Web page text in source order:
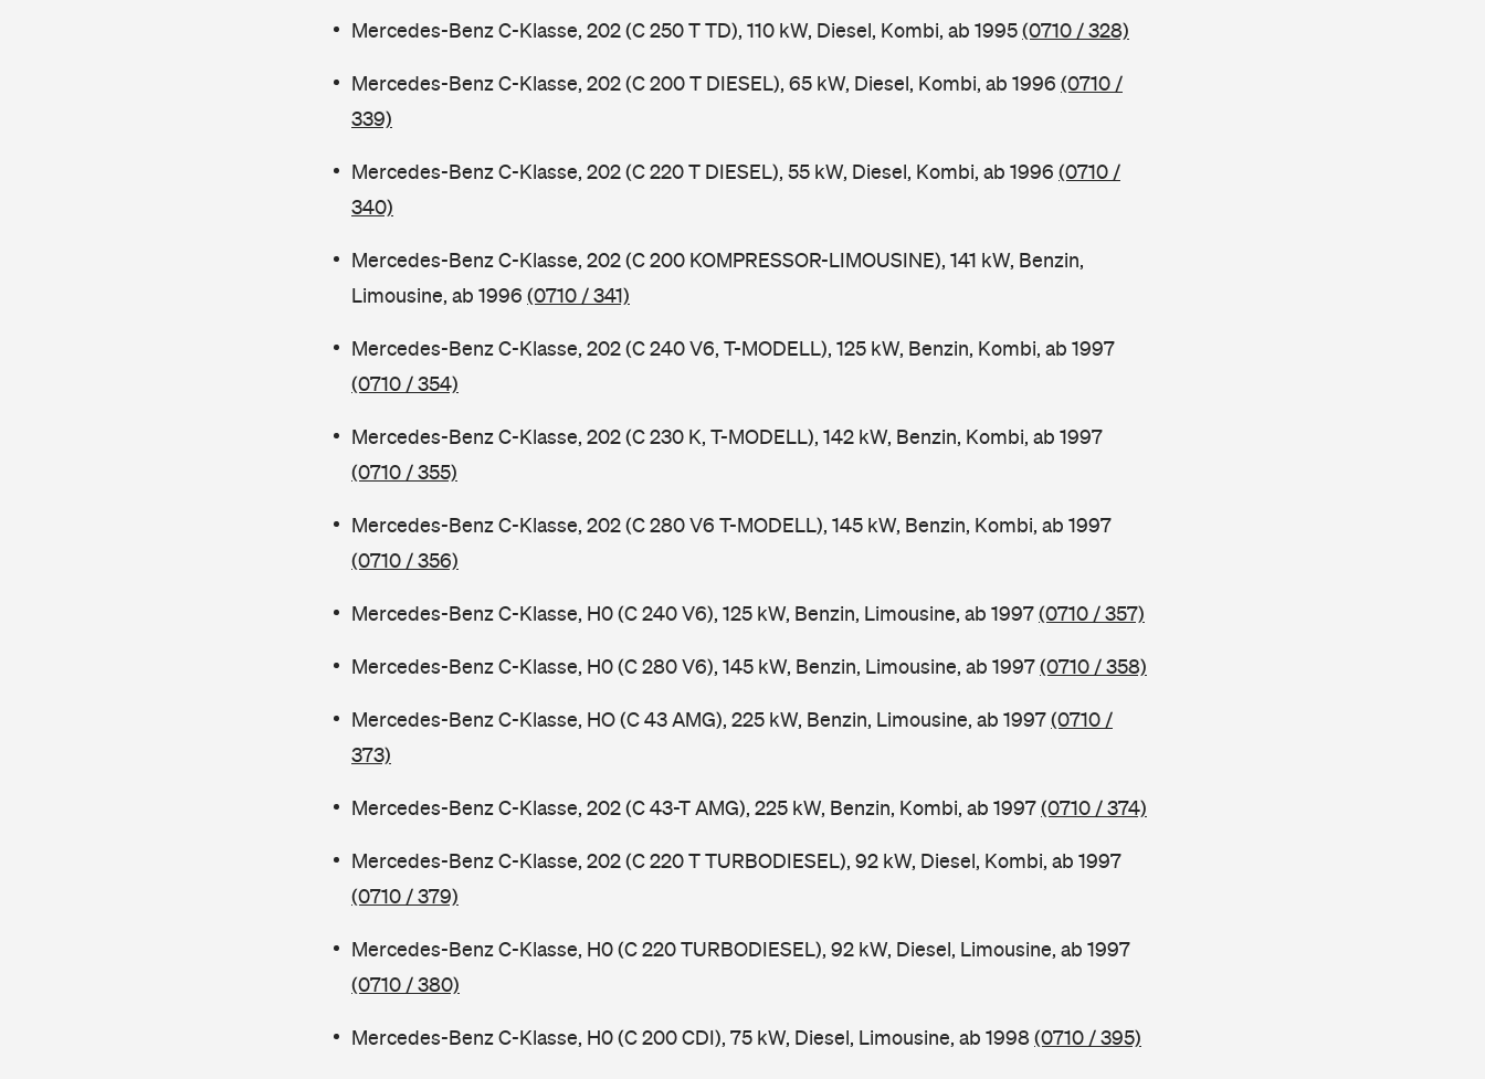
Mercedes-Benz C-Klasse, 202 (C 250 T TD), 110 kW, Diesel, Kombi, ab 1995(0710 / 328)
Mercedes-Benz C-Klasse, 202 (C 200 T DIESEL), 65 kW, Diesel, Kombi, ab 1996 (0710 /
339)
Mercedes-Benz C-Klasse, 202 (C 220 T DIESEL), 55 kW, Diesel, Kombi, ab 1996 (0710 /
340)
Mercedes-Benz C-Klasse, 202 (C 200 KOMPRESSOR-LIMOUSINE), 141 kW, Benzin,
Limousine, ab 1996 (0710 / 341)
Mercedes-Benz C-Klasse, 202 (C 240 V6, T-MODELL), 125 kW, Benzin, Kombi, ab 1997
(0710 / 354)
Mercedes-Benz C-Klasse, 202 (C 230 K, T-MODELL), 142 kW, Benzin, Kombi, ab 1997
(0710 / 355)
Mercedes-Benz C-Klasse, 202 (C 280 V6 T-MODELL), 145 kW, Benzin, Kombi, ab 1997
(0710 / 356)
Mercedes-Benz C-Klasse, H0 (C 240 V6), 125 kW, Benzin, Limousine, ab 1997(0710 / 357)
Mercedes-Benz C-Klasse, H0 (C 280 V6), 145 kW, Benzin, Limousine, ab 1997(0710 / 358)
Mercedes-Benz C-Klasse, HO (C 43 AMG), 225 kW, Benzin, Limousine, ab 1997(0710 /
373)
Mercedes-Benz C-Klasse, 202 (C 43-T AMG), 225 kW, Benzin, Kombi, ab 1997(0710 / 374)
Mercedes-Benz C-Klasse, 202 (C 220 T TURBODIESEL), 92 kW, Diesel, Kombi, ab 1997
(0710 / 379)
Mercedes-Benz C-Klasse, H0 (C 220 TURBODIESEL), 92 kW, Diesel, Limousine, ab 1997
(0710 / 380)
Mercedes-Benz C-Klasse, H0 (C 200 CDI), 75 kW, Diesel, Limousine, ab 1998(0710 / 395)